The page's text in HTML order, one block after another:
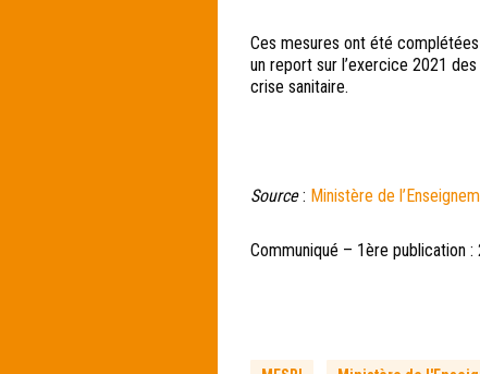
Ces mesures ont été
un report sur l’exercice 2021
crise sanitaire.
Source: Ministère de
Communiqué – 1ère publication